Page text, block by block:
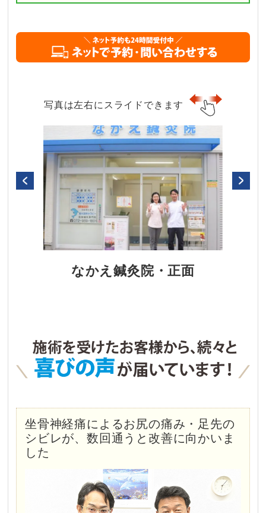
写真は左右にスライドできます
なかえ鍼灸院・正面
坐骨神経痛によるお尻の痛み・足先の
シビレが、数回通うと改善に向かいま
した